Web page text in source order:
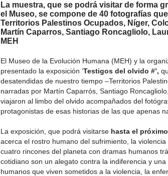
La muestra, que se podrá visitar de forma
el Museo, se compone de 40 fotografías
Territorios Palestinos Ocupados, Níger,
Martín Caparros, Santiago Roncagliolo,
MEH
El Museo de la Evolución Humana (MEH) y la
presentado la exposición ‘Testigos del olvido #’,
desatendidas de nuestro tiempo –Territorios
narradas por Martín Caparrós, Santiago
viajaron al limbo del olvido acompañados del
protagonistas de esas historias de las que apenas
La exposición, que podrá visitarse hasta el
acerca el rostro humano del sufrimiento, la
cuatro rincones del planeta con dramas humanos
cotidiano son un alegato contra la indiferencia y
humanos que viven sometidos a la violencia, la